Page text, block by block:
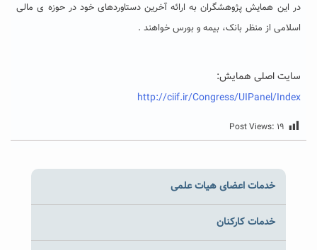
در این همایش پژوهشگران به ارائه آخرین دستاوردهای خود در حوزه ی مالی
اسلامی از منظر بانک، بیمه و بورس خواهند .
سایت اصلی همایش:
http://ciif.ir/Congress/UIPanel/Index
Post Views: ۱۹
خدمات اعضای هیات علمی
خدمات کارکنان